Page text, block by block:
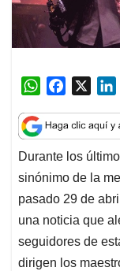
W
a
t
s
A
p
p
c
e
b
o
o
k
I
Durante los
sinónimo de la
pasado 29 de
una noticia que
seguidores de
dirigen los